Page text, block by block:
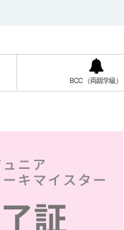
BCC （両親学級）